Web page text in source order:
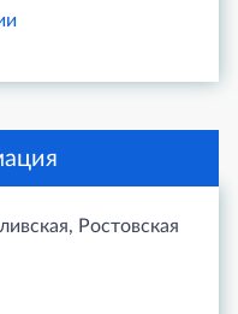
Ростовская